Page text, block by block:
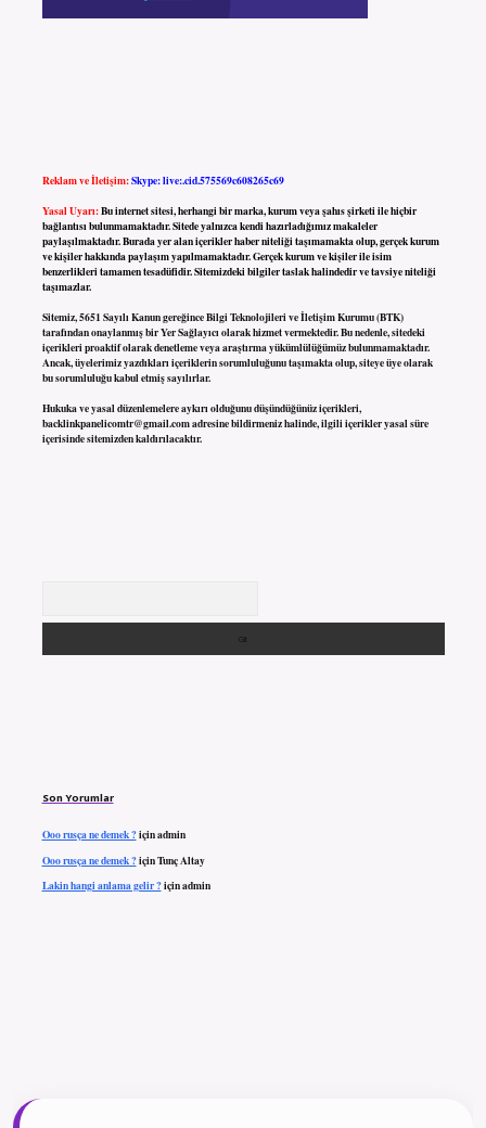
Reklam ve İletişim:Skype: live:.cid.575569c608265c69
Yasal Uyarı:Bu internet sitesi, herhangi bir marka, kurum veya şahıs şirketi ile hiçbir
bağlantısı bulunmamaktadır. Sitede yalnızca kendi hazırladığımız makaleler
paylaşılmaktadır. Burada yer alan içerikler haber niteliği taşımamakta olup, gerçek kurum
ve kişiler hakkında paylaşım yapılmamaktadır. Gerçek kurum ve kişiler ile isim
benzerlikleri tamamen tesadüfidir. Sitemizdeki bilgiler taslak halindedir ve tavsiye niteliği
taşımazlar.
Sitemiz, 5651 Sayılı Kanun gereğince Bilgi Teknolojileri ve İletişim Kurumu (BTK)
tarafından onaylanmış bir Yer Sağlayıcı olarak hizmet vermektedir. Bu nedenle, sitedeki
içerikleri proaktif olarak denetleme veya araştırma yükümlülüğümüz bulunmamaktadır.
Ancak, üyelerimiz yazdıkları içeriklerin sorumluluğunu taşımakta olup, siteye üye olarak
bu sorumluluğu kabul etmiş sayılırlar.
Hukuka ve yasal düzenlemelere aykırı olduğunu düşündüğünüz içerikleri,
backlinkpanelicomtr@gmail.comadresine bildirmeniz halinde, ilgili içerikler yasal süre
içerisinde sitemizden kaldırılacaktır.
Son Yorumlar
Ooo rusça ne demek ?içinadmin
Ooo rusça ne demek ?içinTunç Altay
Lakin hangi anlama gelir ?içinadmin